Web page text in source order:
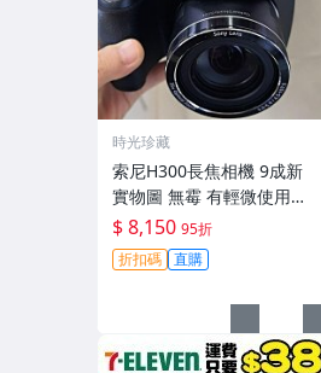
時光珍藏
索尼H300長焦相機 9成新
實物圖 無霉 有輕微使用痕
跡 機身鏡頭原裝 無拆修無
翻新-3430
$ 8,150 95折
折扣碼 直購